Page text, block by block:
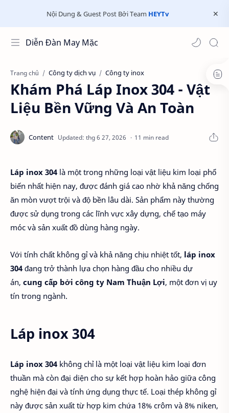
Nội Dung & Guest Post Bởi Team HEYTv
Diễn Đàn May Mặc
Trang chủ Công ty dịch vụ Công ty inox
Khám Phá Láp Inox 304 - Vật
Liệu Bền Vững Và An Toàn
11 min read
Láp inox 304 là một trong những loại vật liệu kim loại phổ
biến nhất hiện nay, được đánh giá cao nhờ khả năng chống
ăn mòn vượt trội và độ bền lâu dài. Sản phẩm này thường
được sử dụng trong các lĩnh vực xây dựng, chế tạo máy
móc và sản xuất đồ dùng hàng ngày.
Với tính chất không gỉ và khả năng chịu nhiệt tốt, láp inox
304 đang trở thành lựa chọn hàng đầu cho nhiều dự
án, cung cấp bởi công ty Nam Thuận Lợi, một đơn vị uy
tín trong ngành.
Láp inox 304
Láp inox 304 không chỉ là một loại vật liệu kim loại đơn
thuần mà còn đại diện cho sự kết hợp hoàn hảo giữa công
nghệ hiện đại và tính ứng dụng thực tế. Loại thép không gỉ
này được sản xuất từ hợp kim chứa 18% crôm và 8% niken,